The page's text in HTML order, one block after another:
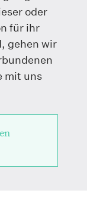
oder
für ihr
gehen wir
mit uns